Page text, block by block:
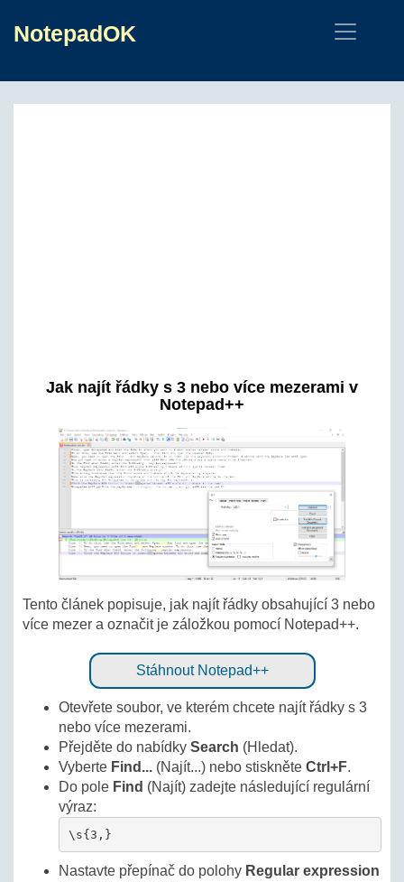
NotepadOK
Jak najít řádky s 3 nebo více mezerami v
Notepad++
Tento článek popisuje, jak najít řádky obsahující 3 nebo
více mezer a označit je záložkou pomocí Notepad++.
Stáhnout Notepad++
Otevřete soubor, ve kterém chcete najít řádky s 3
nebo více mezerami.
Přejděte do nabídky Search (Hledat).
Vyberte Find... (Najít...) nebo stiskněte Ctrl+F.
Do pole Find (Najít) zadejte následující regulární
výraz:
\s{3,}
Nastavte přepínač do polohy Regular expression